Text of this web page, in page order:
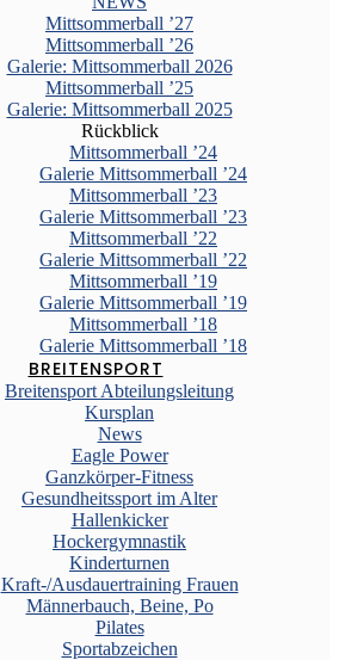
Mittsommerball ’27
Mittsommerball ’26
Galerie: Mittsommerball 2026
Mittsommerball ’25
Galerie: Mittsommerball 2025
Rückblick
Mittsommerball ’24
Galerie Mittsommerball ’24
Mittsommerball ’23
Galerie Mittsommerball ’23
Mittsommerball ’22
Galerie Mittsommerball ’22
Mittsommerball ’19
Galerie Mittsommerball ’19
Mittsommerball ’18
Galerie Mittsommerball ’18
BREITENSPORT
Breitensport Abteilungsleitung
Kursplan
News
Eagle Power
Ganzkörper-Fitness
Gesundheitssport im Alter
Hallenkicker
Hockergymnastik
Kinderturnen
Kraft-/Ausdauertraining Frauen
Männerbauch, Beine, Po
Pilates
Sportabzeichen